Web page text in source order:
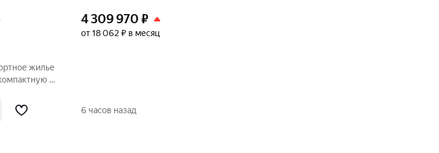
и
жизни или
4 309 970 ₽
от 18 062 ₽ в месяц
6 часов назад